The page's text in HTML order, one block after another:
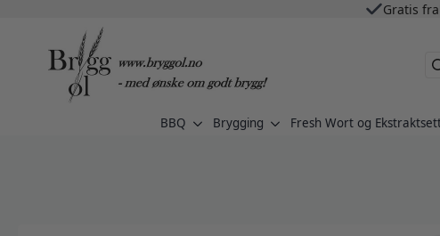
Gratis
BBQ Brygging Fresh Wort og